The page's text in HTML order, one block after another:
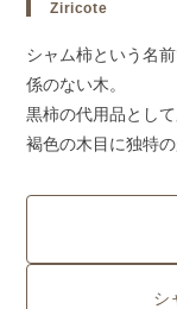
Ziricote
シャム柿という名
係のない木。
黒柿の代用品とし
褐色の木目に独特
シ